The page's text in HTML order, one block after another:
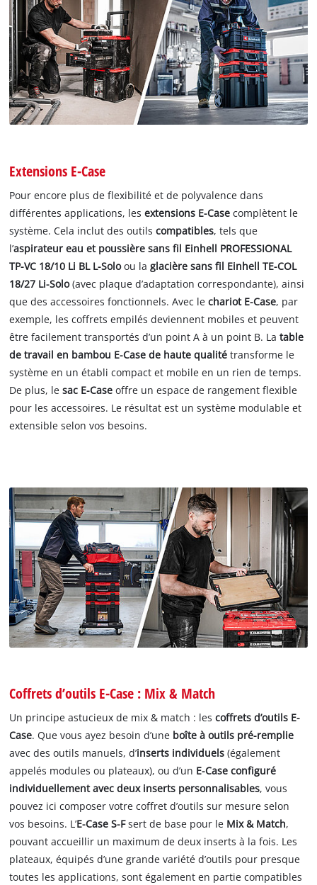
Extensions E-Case
Pour encore plus de flexibilité et de polyvalence dans
différentes applications, lesextensions E-Case complètent le
système. Cela inclut des outilscompatibles, tels que
l’aspirateur eau et poussière sans fil Einhell PROFESSIONAL
TP-VC 18/10 Li BL L-Soloou laglacière sans fil Einhell TE-COL
18/27 Li-Solo(avec plaque d’adaptation correspondante), ainsi
que des accessoires fonctionnels. Avec lechariot E-Case, par
exemple, les coffrets empilés deviennent mobiles et peuvent
être facilement transportés d’un point A à un point B. Latable
de travail en bambou E-Case de haute qualitétransforme le
système en un établi compact et mobile en un rien de temps.
De plus, lesac E-Case offre un espace de rangement flexible
pour les accessoires. Le résultat est un système modulable et
extensible selon vos besoins.
Coffrets d’outils E-Case : Mix & Match
Un principe astucieux de mix & match : lescoffrets d’outils E-
Case. Que vous ayez besoin d’une boîte à outils pré-remplie
avec des outils manuels, d’inserts individuels(également
appelés modules ou plateaux), ou d’un E-Case configuré
individuellement avec deux inserts personnalisables, vous
pouvez ici composer votre coffret d’outils sur mesure selon
vos besoins. L’E-Case S-Fsert de base pour le Mix & Match,
pouvant accueillir un maximum de deux inserts à la fois. Les
plateaux, équipés d’une grande variété d’outils pour presque
toutes les applications, sont également en partie compatibles